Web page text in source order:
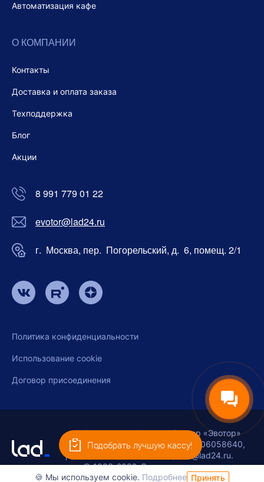
Автоматизация кафе
О КОМПАНИИ
Контакты
Доставка и оплата заказа
Техподдержка
Блог
Акции
8 991 779 01 22
evotor@lad24.ru
г. Москва, пер. Погорельский, д. 6, помещ. 2/1
Политика конфиденциальности
Использование cookie
Договор присоединения
Официальный дистрибьютор «Эвотор»
ООО «ЛАД-КАССЫ», ИНН 9706058640,
ОГРН 1257700420295, info@lad24.ru.
© 1993-2026. Все права защищены.
🍪 Мы используем cookie. Подробнее Принять
Подобрать лучшую кассу!